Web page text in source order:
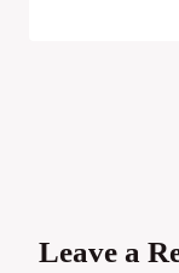
Leave a